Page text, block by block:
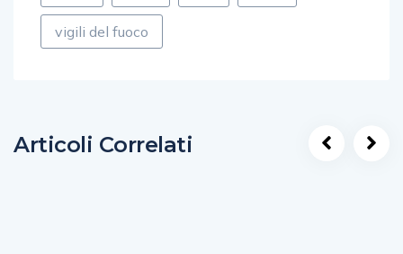
vigili del fuoco
Articoli Correlati